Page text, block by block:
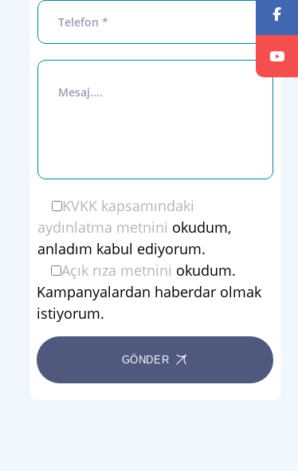
KVKK kapsamındaki
aydınlatma metnini okudum,
anladım kabul ediyorum.
Açık rıza metnini okudum.
Kampanyalardan haberdar olmak
istiyorum.
GÖNDER